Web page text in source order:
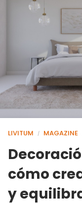
LIVITUM / MAGAZINE
cómo
y